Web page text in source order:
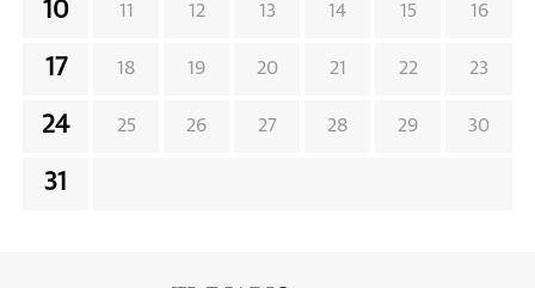
10 11 12 13 14 15 16
17 18 19 20 21 22 23
24 25 26 27 28 29 30
31